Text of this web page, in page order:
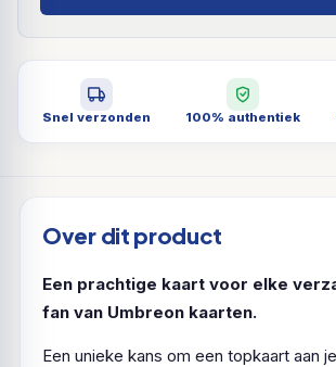
Snel verzonden 100% authentiek
Over dit product
Een prachtige kaart voor elke
fan van Umbreon kaarten.
Een unieke kans om een topkaart aan